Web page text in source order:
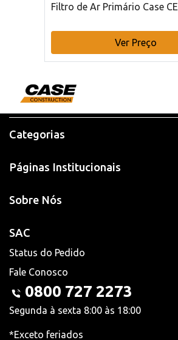
Filtro de Ar Primário Case CE
Ver Preço
Categorias
Páginas Institucionais
Sobre Nós
SAC
Status do Pedido
Fale Conosco
0800 727 2273
Segunda à sexta 8:00 às 18:00
*Exceto feriados